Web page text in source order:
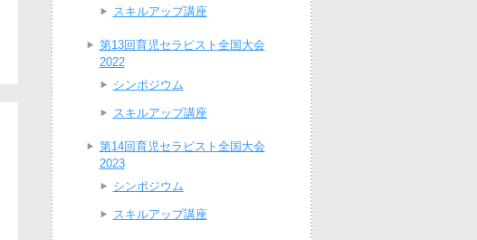
スキルアップ講座
第13回育児セラピスト全国大会
2022
シンポジウム
スキルアップ講座
第14回育児セラピスト全国大会
2023
シンポジウム
スキルアップ講座